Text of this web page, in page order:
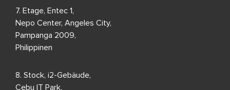
7. Etage, Entec 1,
Nepo Center, Angeles City,
Pampanga 2009,
Philippinen
8. Stock, i2-Gebäude,
Cebu IT Park,